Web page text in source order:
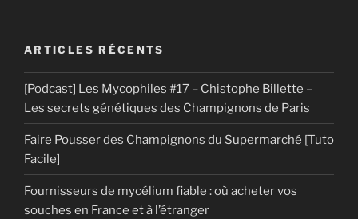
ARTICLES RÉCENTS
[Podcast] Les Mycophiles #17 – Chistophe Billette –
Les secrets génétiques des Champignons de Paris
Faire Pousser des Champignons du Supermarché [Tuto
Facile]
Fournisseurs de mycélium fiable : où acheter vos
souches en France et à l’étranger